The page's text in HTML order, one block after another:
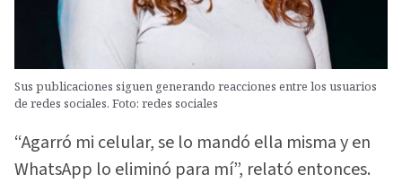
Sus publicaciones siguen generando reacciones entre los usuarios
de redes sociales. Foto: redes sociales
“Agarró mi celular, se lo mandó ella misma y en
WhatsApp lo eliminó para mí”, relató entonces.